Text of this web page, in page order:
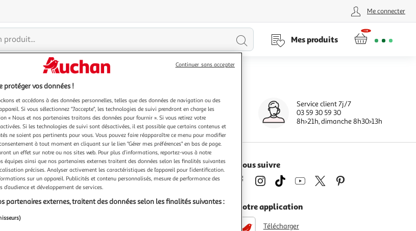
Me connecter
Lancer
la
recherche
Mes produits
Catalogue indisponible
en ligne
Retour produits : 30 jours
pour changer d’avis
Service client 7j/7
03 59 30 59 30
8h>21h, dimanche 8h30>13h
À propos d'Auchan
Qui sommes-nous ?
Nous suivre
Notre application
Télécharger
protéger vos données !
et accédons à des données personnelles, telles que des données de navigation ou des
Si vous sélectionnez "J'accepte", les technologies de suivi prendront en charge les
« Nous et nos partenaires traitons des données pour fournir ». Si vous retirez votre
Si les technologies de suivi sont désactivées, il est possible que certains contenus et
ne soient pas pertinents pour vous. Vous pouvez faire réapparaître ce menu pour modifier
à tout moment en cliquant sur le lien "Gérer mes préférences" en bas de page.
un effet sur notre ou nos sites web. Pour plus d’informations, reportez-vous à notre
équipes ainsi que nos partenaires externes traitent des données selon les finalités suivantes
précises. Analyser activement les caractéristiques de l’appareil pour l’identification.
sur un appareil. Publicités et contenu personnalisés, mesure de performance des
et développement de services.
partenaires externes, traitent des données selon les finalités suivantes :
Continuer sans accepter